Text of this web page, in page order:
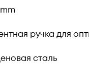
ручка для
сталь